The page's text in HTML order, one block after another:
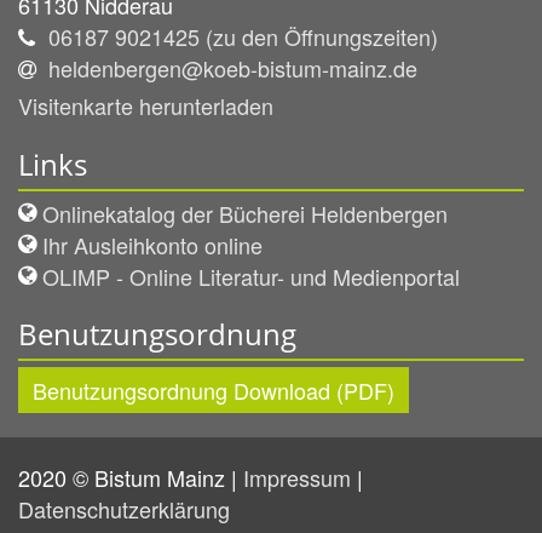
06187 9021425 (zu den Öffnungszeiten)
heldenbergen@koeb-bistum-mainz.de
Visitenkarte herunterladen
Links
Onlinekatalog der Bücherei Heldenbergen
Ihr Ausleihkonto online
OLIMP - Online Literatur- und Medienportal
Benutzungsordnung
Benutzungsordnung Download (PDF)
2020 © Bistum Mainz | Impressum |
Datenschutzerklärung